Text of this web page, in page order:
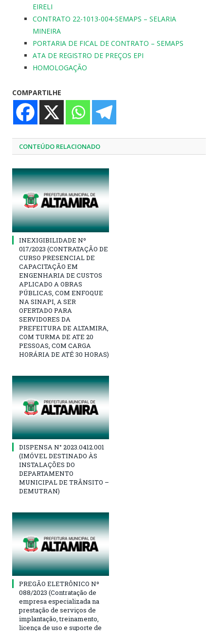
EIRELI
CONTRATO 22-1013-004-SEMAPS – SELARIA
MINEIRA
PORTARIA DE FICAL DE CONTRATO – SEMAPS
ATA DE REGISTRO DE PREÇOS EPI
HOMOLOGAÇÃO
COMPARTILHE
CONTEÚDO RELACIONADO
INEXIGIBILIDADE Nº
017/2023 (CONTRATAÇÃO DE
CURSO PRESENCIAL DE
CAPACITAÇÃO EM
ENGENHARIA DE CUSTOS
APLICADO A OBRAS
PÚBLICAS, COM ENFOQUE
NA SINAPI, A SER
OFERTADO PARA
SERVIDORES DA
PREFEITURA DE ALTAMIRA,
COM TURMA DE ATE 20
PESSOAS, COM CARGA
HORÁRIA DE ATÉ 30 HORAS)
DISPENSA N° 2023.0412.001
(IMÓVEL DESTINADO ÀS
INSTALAÇÕES DO
DEPARTAMENTO
MUNICIPAL DE TRÂNSITO –
DEMUTRAN)
PREGÃO ELETRÔNICO Nº
088/2023 (Contratação de
empresa especializada na
prestação de serviços de
implantação, treinamento,
licença de uso e suporte de